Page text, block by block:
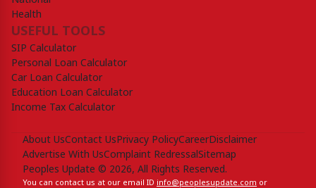
Health
USEFUL TOOLS
SIP Calculator
Personal Loan Calculator
Car Loan Calculator
Education Loan Calculator
Income Tax Calculator
About UsContact UsPrivacy PolicyCareerDisclaimer
Advertise With UsComplaint RedressalSitemap
Peoples Update © 2026, All Rights Reserved.
You can contact us at our email ID info@peoplesupdate.com or